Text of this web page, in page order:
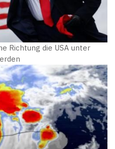
Richtung die USA unter